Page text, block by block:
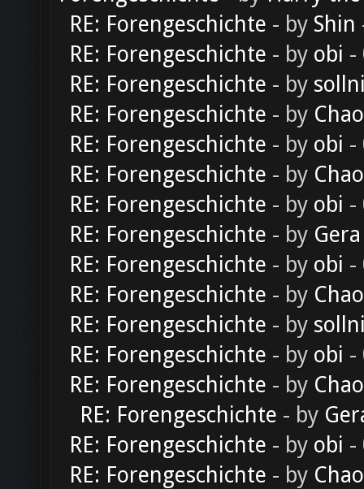
RE: Forengeschichte - by Shin
RE: Forengeschichte - by obi -
RE: Forengeschichte - by
RE: Forengeschichte - by
RE: Forengeschichte - by obi -
RE: Forengeschichte - by
RE: Forengeschichte - by obi -
RE: Forengeschichte - by Gera
RE: Forengeschichte - by obi -
RE: Forengeschichte - by
RE: Forengeschichte - by
RE: Forengeschichte - by obi -
RE: Forengeschichte - by
RE: Forengeschichte - by
RE: Forengeschichte - by obi -
RE: Forengeschichte - by